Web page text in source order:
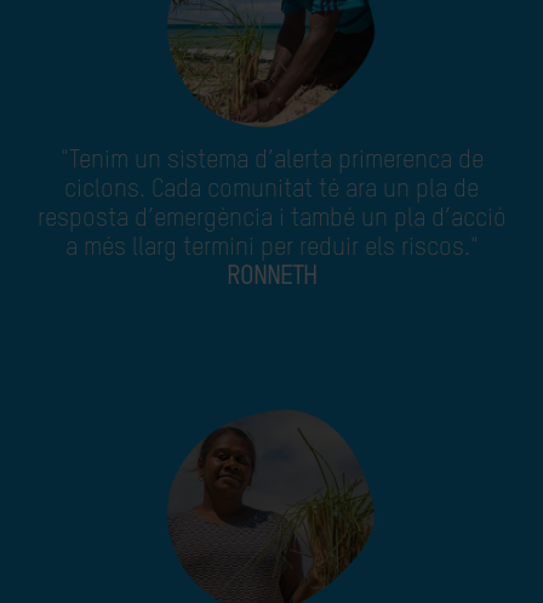
"Tenim un sistema d’alerta primerenca de
ciclons. Cada comunitat té ara un pla de
resposta d’emergència i també un pla d’acció
a més llarg termini per reduir els riscos."
RONNETH